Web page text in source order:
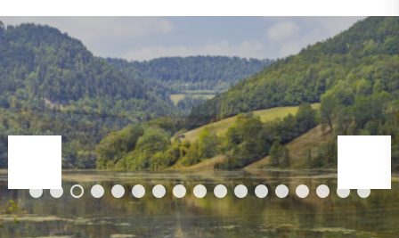
1 2 3 4 7